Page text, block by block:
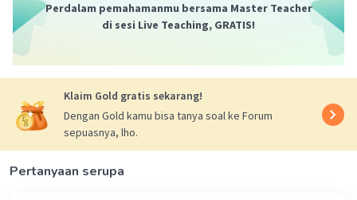
Perdalam pemahamanmu bersama Master Teacher
di sesi Live Teaching, GRATIS!
Klaim Gold gratis sekarang!
Dengan Gold kamu bisa tanya soal ke Forum
sepuasnya, lho.
Pertanyaan serupa